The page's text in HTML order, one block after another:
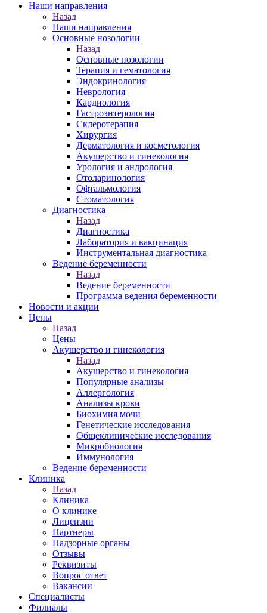
Наши направления
Назад
Наши направления
Основные нозологии
Назад
Основные нозологии
Терапия и гематология
Эндокринология
Неврология
Кардиология
Гастроэнтерология
Склеротерапия
Хирургия
Дерматология и косметология
Акушерство и гинекология
Урология и андрология
Отоларинология
Офтальмология
Стоматология
Диагностика
Назад
Диагностика
Лаборатория и вакцинация
Инструментальная диагностика
Ведение беременности
Назад
Ведение беременности
Программа ведения беременности
Новости и акции
Цены
Назад
Цены
Акушерство и гинекология
Назад
Акушерство и гинекология
Популярные анализы
Аллергология
Анализы крови
Биохимия мочи
Генетические исследования
Общеклинические исследования
Микробиология
Иммунология
Ведение беременности
Клиника
Назад
Клиника
О клинике
Лицензии
Партнеры
Надзорные органы
Отзывы
Реквизиты
Вопрос ответ
Вакансии
Специалисты
Филиалы